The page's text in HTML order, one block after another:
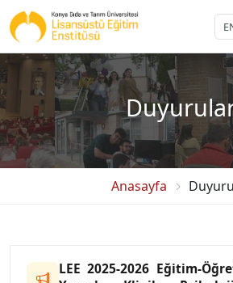
Anasayfa
LEE 2025-2026 Eğitim-